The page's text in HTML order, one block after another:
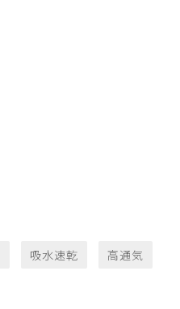
吸水速乾 高通気